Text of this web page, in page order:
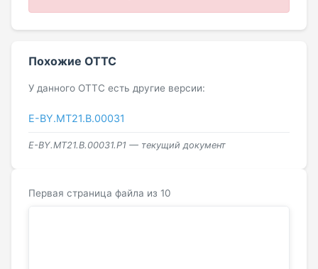
Похожие ОТТС
У данного ОТТС есть другие версии:
E-BY.МТ21.В.00031
E-BY.MT21.B.00031.P1 — текущий документ
Первая страница файла из 10